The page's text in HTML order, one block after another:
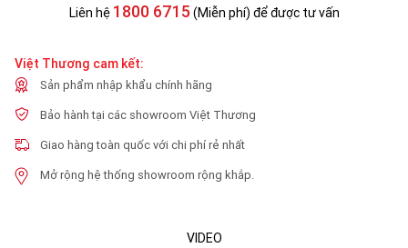
Liên hệ 1800 6715 (Miễn phí) để được tư vấn
Việt Thương cam kết:
Sản phẩm nhập khẩu chính hãng
Bảo hành tại các showroom Việt Thương
Giao hàng toàn quốc với chi phí rẻ nhất
Mở rộng hệ thống showroom rộng khắp.
VIDEO